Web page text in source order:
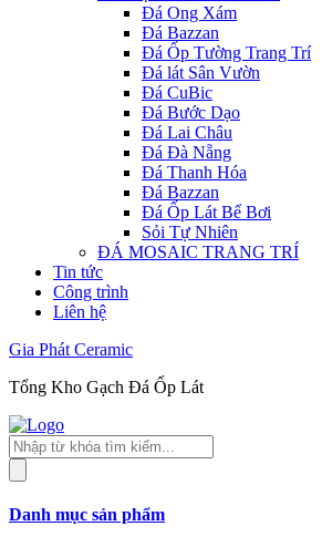
Đá Ong Xám
Đá Bazzan
Đá Ốp Tường Trang Trí
Đá lát Sân Vườn
Đá CuBic
Đá Bước Dạo
Đá Lai Châu
Đá Đà Nẵng
Đá Thanh Hóa
Đá Bazzan
Đá Ốp Lát Bể Bơi
Sỏi Tự Nhiên
ĐÁ MOSAIC TRANG TRÍ
Tin tức
Công trình
Liên hệ
Gia Phát Ceramic
Tổng Kho Gạch Đá Ốp Lát
Tìm
kiếm
sản
Danh mục sản phẩm